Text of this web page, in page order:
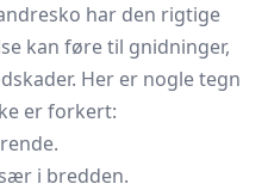
har den rigtige
kan føre til gnidninger,
Her er nogle tegn
er forkert:
i bredden.